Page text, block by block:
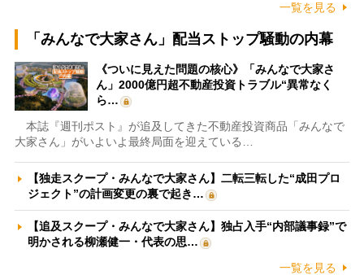
一覧を見る
「みんなで大家さん」配当ストップ騒動の内幕
《ついに見えた問題の核心》「みんなで大家さ
ん」2000億円超不動産投資トラブル“異常なく
ら…
本誌『週刊ポスト』が追及してきた不動産投資商品「みんなで
大家さん」がいよいよ最終局面を迎えている…
【独走スクープ・みんなで大家さん】二転三転した“成田プロ
ジェクト”の計画変更の裏で起き…
【追及スクープ・みんなで大家さん】独占入手“内部議事録”で
明かされる柳瀬健一・代表の思…
一覧を見る